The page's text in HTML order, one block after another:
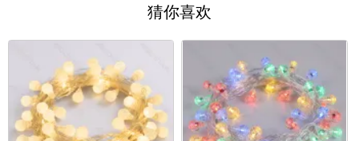
猜你喜欢